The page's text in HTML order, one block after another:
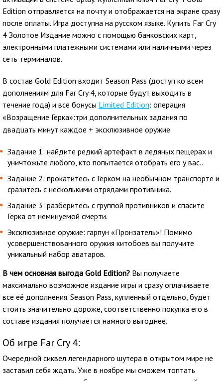
Edition отправляется на почту и отображается на экране сразу
после оплаты. Игра доступна на русском языке. Купить Far Cry
4 Золотое Издание можно с помощью банковских карт,
электронными платежными системами или наличными через
сеть терминалов.
В состав Gold Edition входит Season Pass (доступ ко всем
дополнениям для Far Cry 4, которые будут выходить в
течение года) и все бонусы Limited Edition: операция
«Возращение Герка»:три дополнительных задания по
двадцать минут каждое + эксклюзивное оружие.
Задание 1: найдите редкий артефакт в ледяных пещерах и
уничтожьте любого, кто попытается отобрать его у вас..
Задание 2: прокатитесь с Герком на необычном транспорте и
сразитесь с несколькими отрядами противника.
Задание 3: разберитесь с группой противников и спасите
Герка от неминуемой смерти.
Эксклюзивное оружие: гарпун «Пронзатель»! Помимо
усовершенствованного оружия китобоев вы получите
уникальный набор аватаров.
В чем основная выгода Gold Edition? Вы получаете
максимально возможное издание игры и сразу оплачиваете
все её дополнения. Season Pass, купленный отдельно, будет
стоить значительно дороже, соответственно покупка его в
составе издания получается намного выгоднее.
Об игре Far Cry 4:
Очередной сиквел легендарного шутера в открытом мире не
заставил себя ждать. Уже в ноябре мы сможем топтать